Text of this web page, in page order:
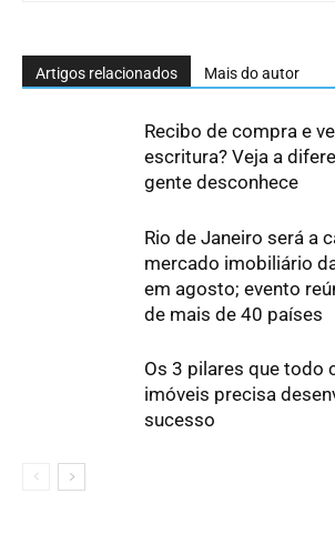
Artigos relacionados Mais do autor
Recibo de compra e
escritura? Veja a
gente desconhece
Rio de Janeiro será a
mercado imobiliário
em agosto; evento
de mais de 40 países
Os 3 pilares que todo
imóveis precisa
sucesso